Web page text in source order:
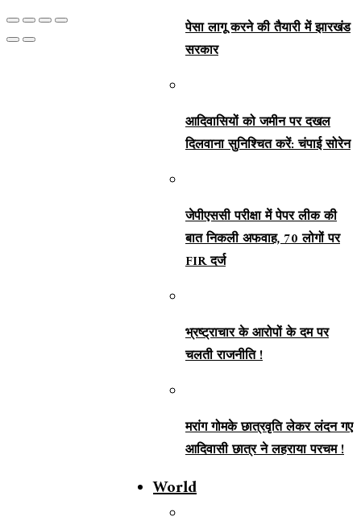
पेसा लागू करने की तैयारी में झारखंड
सरकार
आदिवासियों को जमीन पर दखल
दिलवाना सुनिश्चित करें: चंपाई सोरेन
जेपीएससी परीक्षा में पेपर लीक की
बात निकली अफवाह, 70 लोगों पर
FIR दर्ज
भ्रष्ट्राचार के आरोपों के दम पर
चलती राजनीति !
मरांग गोमके छात्रवृति लेकर लंदन गए
आदिवासी छात्र ने लहराया परचम !
World